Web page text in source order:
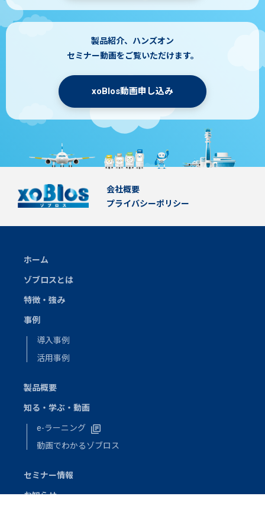
製品紹介、ハンズオン
セミナー動画をご覧いただけます。
xoBlos動画申し込み
会社概要
プライバシーポリシー
ホーム
ゾブロスとは
特徴・強み
事例
導入事例
活用事例
製品概要
知る・学ぶ・動画
e-ラーニング
動画でわかるゾブロス
セミナー情報
お知らせ